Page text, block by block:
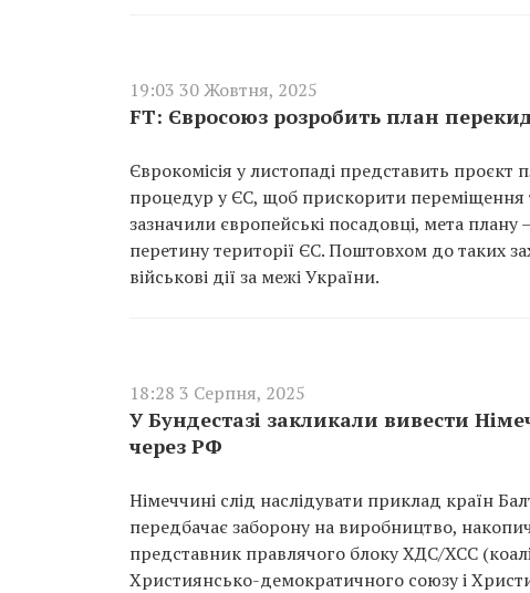
19:03 30 Жовтня, 2025
FT: Євросоюз розробить план
Єврокомісія у листопаді представить
процедур у ЄС, щоб прискорити переміщення
зазначили європейські посадовці, мета
перетину території ЄС. Поштовхом до таких
військові дії за межі України.
18:28 3 Серпня, 2025
У Бундестазі закликали вивести
через РФ
Німеччині слід наслідувати приклад країн
передбачає заборону на виробництво,
представник правлячого блоку ХДС/ХСС
Християнсько-демократичного союзу і